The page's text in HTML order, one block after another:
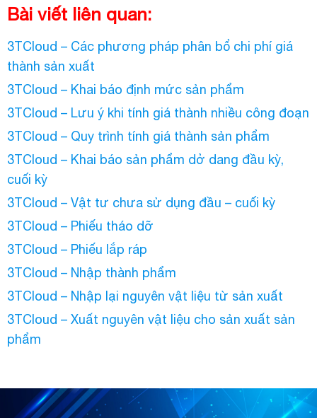
Bài viết liên quan:
3TCloud – Các phương pháp phân bổ chi phí giá
thành sản xuất
3TCloud – Khai báo định mức sản phẩm
3TCloud – Lưu ý khi tính giá thành nhiều công đoạn
3TCloud – Quy trình tính giá thành sản phẩm
3TCloud – Khai báo sản phẩm dở dang đầu kỳ,
cuối kỳ
3TCloud – Vật tư chưa sử dụng đầu – cuối kỳ
3TCloud – Phiếu tháo dỡ
3TCloud – Phiếu lắp ráp
3TCloud – Nhập thành phẩm
3TCloud – Nhập lại nguyên vật liệu từ sản xuất
3TCloud – Xuất nguyên vật liệu cho sản xuất sản
phẩm